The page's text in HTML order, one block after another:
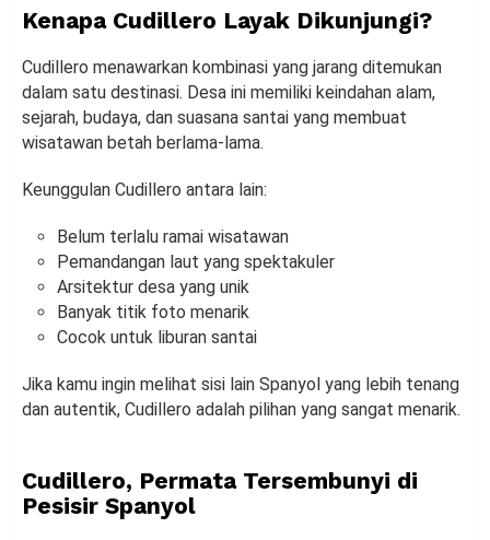
Kenapa Cudillero Layak Dikunjungi?
Cudillero menawarkan kombinasi yang jarang ditemukan
dalam satu destinasi. Desa ini memiliki keindahan alam,
sejarah, budaya, dan suasana santai yang membuat
wisatawan betah berlama-lama.
Keunggulan Cudillero antara lain:
Belum terlalu ramai wisatawan
Pemandangan laut yang spektakuler
Arsitektur desa yang unik
Banyak titik foto menarik
Cocok untuk liburan santai
Jika kamu ingin melihat sisi lain Spanyol yang lebih tenang
dan autentik, Cudillero adalah pilihan yang sangat menarik.
Cudillero, Permata Tersembunyi di
Pesisir Spanyol